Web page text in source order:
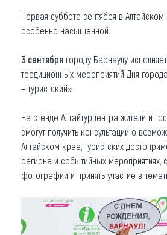
Первая суббота сентября в
особенно насыщенной.
3 сентября городу Барнаулу
традиционных мероприятий Дня
– туристский».
На стенде Алтайтурцентра жители и
смогут получить консультации о
Алтайском крае, туристских
региона и событийных мероприятиях,
фотографии и принять участие в